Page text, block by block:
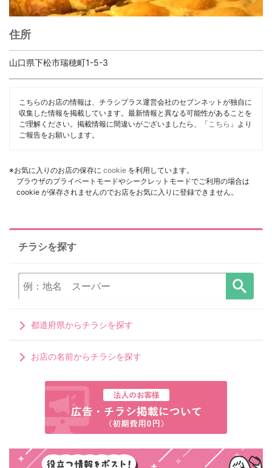
住所
山口県下松市瑞穂町1-5-3
こちらのお店の情報は、チラシプラス運営会社のセブンネットが独自に
収集した情報を掲載しています。最新情報と異なる可能性があることを
ご理解ください。掲載情報に間違いがございましたら、「 こちら 」より
ご報告をお願いします。
※お気に入りのお店の保存に cookie を利用しています。
ブラウザのプライベートモードやシークレットモードでご利用の場合は
cookie が保存されませんのでお店をお気に入りに登録できません。
チラシを探す
都道府県からチラシを探す
お店の名前からチラシを探す